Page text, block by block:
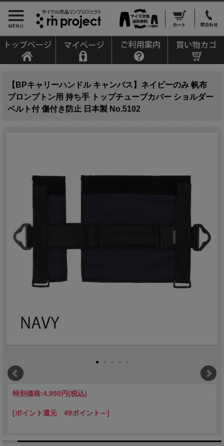
【BPキャリーハンドル キャンバス】ネイビーのみ 帆布
ブロンプトン用 持ち手 トップチューブカバー ショルダー
ベルト付 傷付き防止 日本製 No.5102
特別価格:4,950円(税込)
[ポイント還元 49ポイント～]